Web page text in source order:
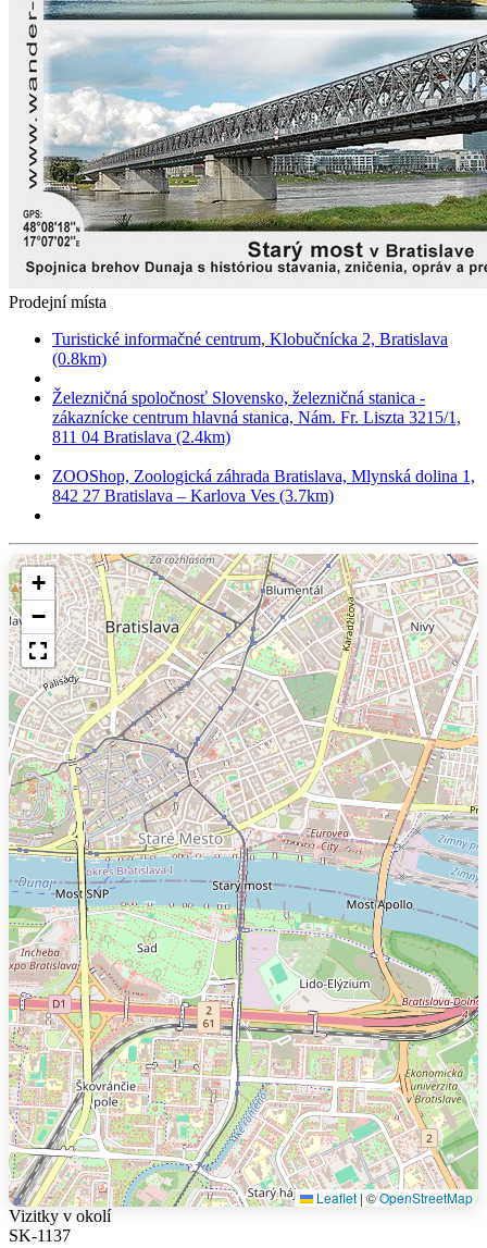
Prodejní místa
Turistické informačné centrum, Klobučnícka 2, Bratislava
(0.8km)
Železničná spoločnosť Slovensko, železničná stanica -
zákaznícke centrum hlavná stanica, Nám. Fr. Liszta 3215/1,
811 04 Bratislava (2.4km)
ZOOShop, Zoologická záhrada Bratislava, Mlynská dolina 1,
842 27 Bratislava – Karlova Ves (3.7km)
+
−
Leaflet | ©OpenStreetMap
Vizitky v okolí
SK-1137